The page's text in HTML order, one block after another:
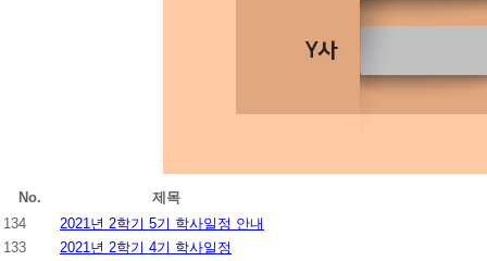
No.
제목
134
2021년 2학기 5기 학사일정 안내
133
2021년 2학기 4기 학사일정